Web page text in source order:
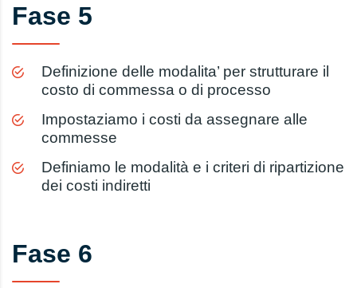
Fase 5
Definizione delle modalita’ per strutturare il
costo di commessa o di processo
Impostaziamo i costi da assegnare alle
commesse
Definiamo le modalità e i criteri di ripartizione
dei costi indiretti
Fase 6